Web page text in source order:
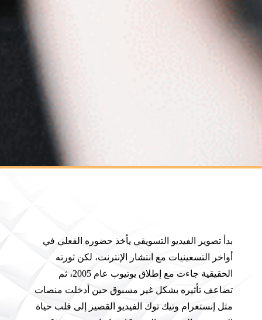
بدأ تصوير الفيديو التسويقي يأخذ حضوره الفعلي في
أواخر التسعينيات مع انتشار الإنترنت، لكن ثورته
الحقيقية جاءت مع إطلاق يوتيوب عام 2005، ثم
تضاعف تأثيره بشكل غير مسبوق حين أدخلت منصات
مثل إنستغرام وتيك توك الفيديو القصير إلى قلب حياة